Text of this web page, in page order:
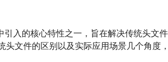
入的核心特性之一，旨在解决传统头文
头文件的区别以及实际应用场景几个角度